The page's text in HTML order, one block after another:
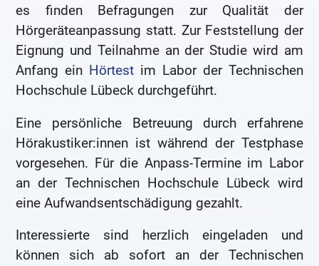
es finden Befragungen zur Qualität der
Hörgeräteanpassung statt. Zur Feststellung der
Eignung und Teilnahme an der Studie wird am
Anfang ein Hörtest im Labor der Technischen
Hochschule Lübeck durchgeführt.
Eine persönliche Betreuung durch erfahrene
Hörakustiker:innen ist während der Testphase
vorgesehen. Für die Anpass-Termine im Labor
an der Technischen Hochschule Lübeck wird
eine Aufwandsentschädigung gezahlt.
Interessierte sind herzlich eingeladen und
können sich ab sofort an der Technischen